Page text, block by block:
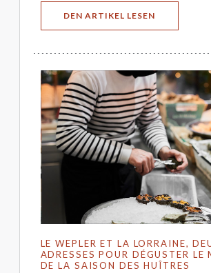
DEN ARTIKEL LESEN
LE WEPLER ET LA LORRAINE,
ADRESSES POUR DÉGUSTER LE
DE LA SAISON DES HUÎTRES